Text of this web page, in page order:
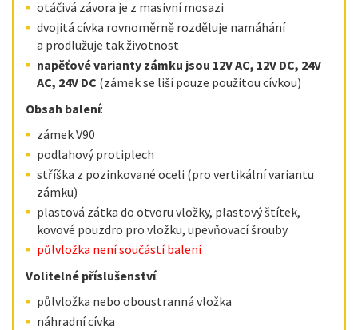
otáčivá závora je z masivní mosazi
dvojitá cívka rovnoměrně rozděluje namáhání
a prodlužuje tak životnost
napěťové varianty zámku jsou 12V AC, 12V DC, 24V
AC, 24V DC (zámek se liší pouze použitou cívkou)
Obsah balení:
zámek V90
podlahový protiplech
stříška z pozinkované oceli (pro vertikální variantu
zámku)
plastová zátka do otvoru vložky, plastový štítek,
kovové pouzdro pro vložku, upevňovací šrouby
půlvložka není součástí balení
Volitelné příslušenství:
půlvložka nebo oboustranná vložka
náhradní cívka